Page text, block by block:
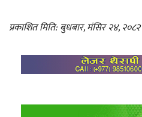
प्रकाशित मिति: बुधबार, मंसिर २४, २०८२